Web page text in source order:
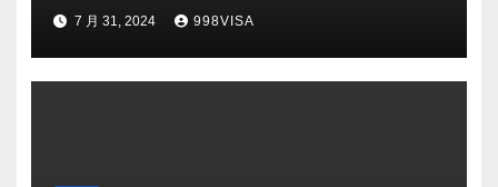
7 月 31, 2024 998VISA